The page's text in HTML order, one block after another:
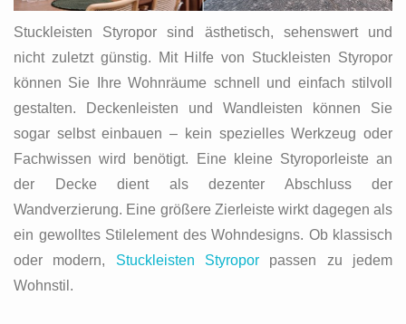
Stuckleisten Styropor sind ästhetisch, sehenswert und
nicht zuletzt günstig. Mit Hilfe von Stuckleisten Styropor
können Sie Ihre Wohnräume schnell und einfach stilvoll
gestalten. Deckenleisten und Wandleisten können Sie
sogar selbst einbauen – kein spezielles Werkzeug oder
Fachwissen wird benötigt. Eine kleine Styroporleiste an
der Decke dient als dezenter Abschluss der
Wandverzierung. Eine größere Zierleiste wirkt dagegen als
ein gewolltes Stilelement des Wohndesigns. Ob klassisch
oder modern, Stuckleisten Styropor passen zu jedem
Wohnstil.